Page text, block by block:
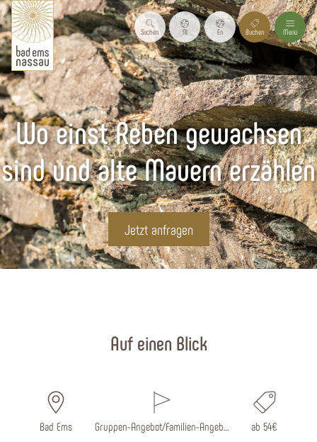
Suchen Nl En Buchen Menü
Wo einst Reben gewachsen
sind und alte Mauern erzählen
Jetzt anfragen
Auf einen Blick
Bad Ems Gruppen-Angebot/Familien-Angeb… ab 54€